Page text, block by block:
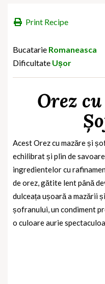
Print Recipe
Bucatarie Romaneasca
Dificultate Ușor
Orez
Acest Orez cu mazăre și
echilibrat și plin de
ingredientelor cu
de orez, gătite lent până
dulceața ușoară a mazării
șofranului, un condiment
o culoare aurie